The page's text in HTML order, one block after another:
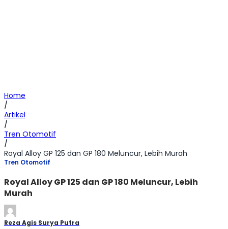
Home
/
Artikel
/
Tren Otomotif
/
Royal Alloy GP 125 dan GP 180 Meluncur, Lebih Murah
Tren Otomotif
Royal Alloy GP 125 dan GP 180 Meluncur, Lebih
Murah
Reza Agis Surya Putra